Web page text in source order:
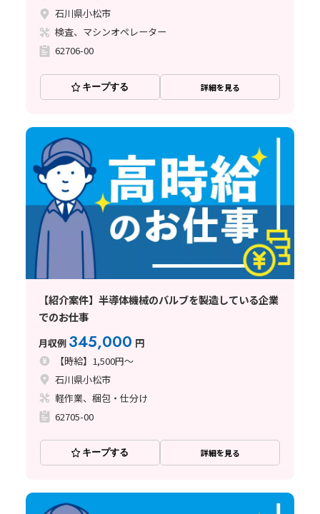
石川県小松市
検査、マシンオペレーター
62706-00
キープする 詳細を見る
【紹介案件】半導体機械のバルブを製造している企業
でのお仕事
月収例 345,000 円
【時給】1,500円～
石川県小松市
軽作業、梱包・仕分け
62705-00
キープする 詳細を見る